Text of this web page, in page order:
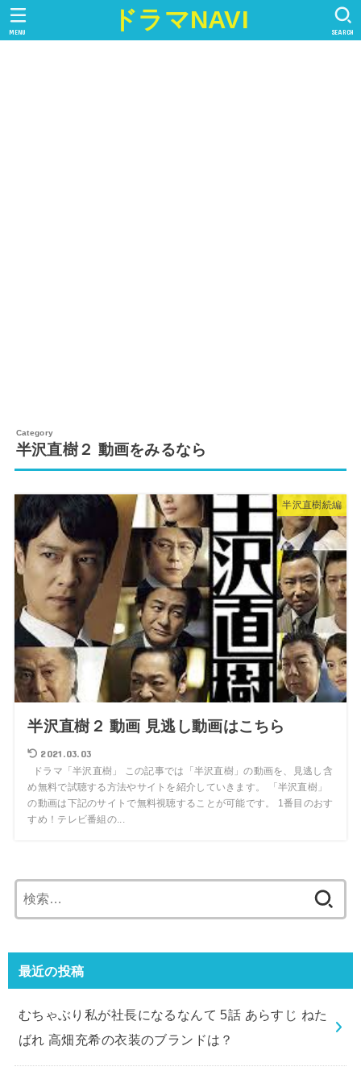
ドラマNAVI SEARCH
MENU
半沢直樹２ 動画をみるなら
半沢直樹続編
半沢直樹２ 動画 見逃し動画はこちら
2021.03.03
ドラマ「半沢直樹」 この記事では「半沢直樹」の動画を、見逃し含
め無料で試聴する方法やサイトを紹介していきます。 「半沢直樹」
の動画は下記のサイトで無料視聴することが可能です。 1番目のおす
すめ！テレビ番組の...
索:
最近の投稿
むちゃぶり私が社長になるなんて 5話 あらすじ ねた
ばれ 高畑充希の衣装のブランドは？